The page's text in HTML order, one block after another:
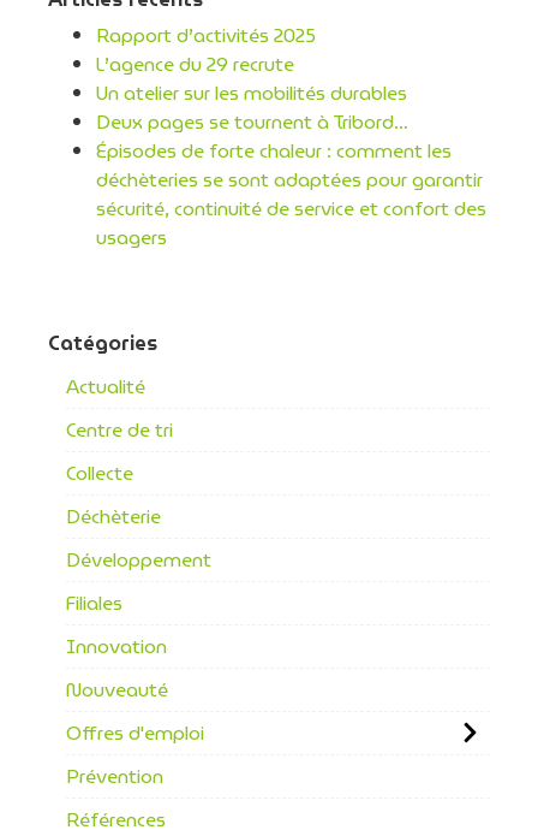
Rapport d’activités 2025
L’agence du 29 recrute
Un atelier sur les mobilités durables
Deux pages se tournent à Tribord…
Épisodes de forte chaleur : comment les
déchèteries se sont adaptées pour garantir
sécurité, continuité de service et confort des
usagers
Catégories
Actualité
Centre de tri
Collecte
Déchèterie
Développement
Filiales
Innovation
Nouveauté
Offres d'emploi
Prévention
Références